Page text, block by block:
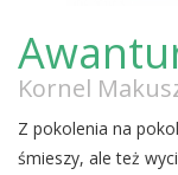
Kornel
Z pokolenia na
śmieszy, ale też